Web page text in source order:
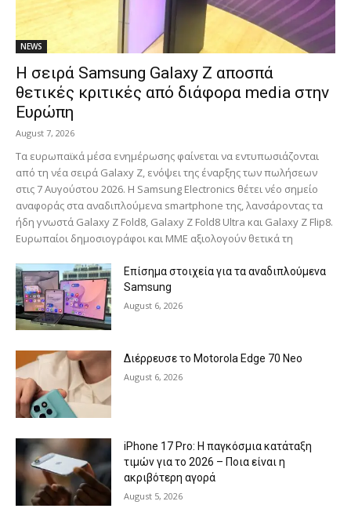
NEWS
Η σειρά Samsung Galaxy Z αποσπά
θετικές κριτικές από διάφορα media στην
Ευρώπη
August 7, 2026
Τα ευρωπαϊκά μέσα ενημέρωσης φαίνεται να εντυπωσιάζονται
από τη νέα σειρά Galaxy Z, ενόψει της έναρξης των πωλήσεων
στις 7 Αυγούστου 2026. Η Samsung Electronics θέτει νέο σημείο
αναφοράς στα αναδιπλούμενα smartphone της, λανσάροντας τα
ήδη γνωστά Galaxy Z Fold8, Galaxy Z Fold8 Ultra και Galaxy Z Flip8.
Ευρωπαίοι δημοσιογράφοι και ΜΜΕ αξιολογούν θετικά τη
Επίσημα στοιχεία για τα αναδιπλούμενα
Samsung
August 6, 2026
Διέρρευσε το Motorola Edge 70 Neo
August 6, 2026
iPhone 17 Pro: Η παγκόσμια κατάταξη
τιμών για το 2026 – Ποια είναι η
ακριβότερη αγορά
August 5, 2026